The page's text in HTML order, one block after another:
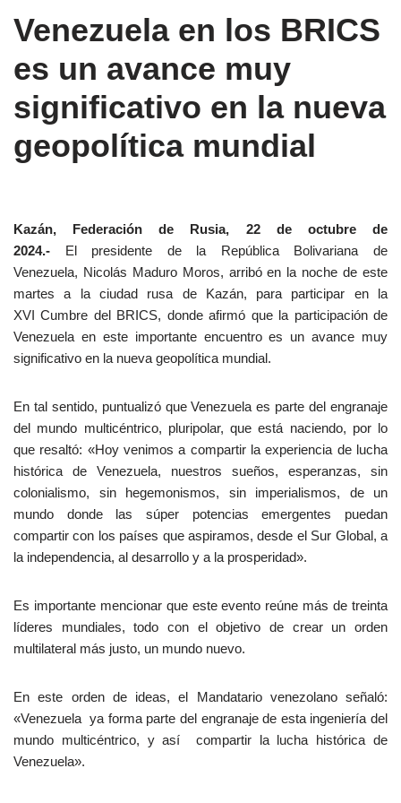
Venezuela en los BRICS
es un avance muy
significativo en la nueva
geopolítica mundial
Kazán, Federación de Rusia, 22 de octubre de
2024.- El presidente de la República Bolivariana de
Venezuela, Nicolás Maduro Moros, arribó en la noche de este
martes a la ciudad rusa de Kazán, para participar en la
XVI Cumbre del BRICS, donde afirmó que la participación de
Venezuela en este importante encuentro es un avance muy
significativo en la nueva geopolítica mundial.
En tal sentido, puntualizó que Venezuela es parte del engranaje
del mundo multicéntrico, pluripolar, que está naciendo, por lo
que resaltó: «Hoy venimos a compartir la experiencia de lucha
histórica de Venezuela, nuestros sueños, esperanzas, sin
colonialismo, sin hegemonismos, sin imperialismos, de un
mundo donde las súper potencias emergentes puedan
compartir con los países que aspiramos, desde el Sur Global, a
la independencia, al desarrollo y a la prosperidad».
Es importante mencionar que este evento reúne más de treinta
líderes mundiales, todo con el objetivo de crear un orden
multilateral más justo, un mundo nuevo.
En este orden de ideas, el Mandatario venezolano señaló:
«Venezuela ya forma parte del engranaje de esta ingeniería del
mundo multicéntrico, y así compartir la lucha histórica de
Venezuela».